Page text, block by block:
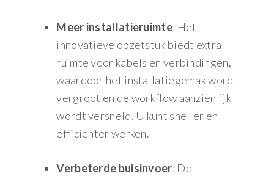
Meer installatieruimte: Het
innovatieve opzetstuk biedt extra
ruimte voor kabels en verbindingen,
waardoor het installatiegemak wordt
vergroot en de workflow aanzienlijk
wordt versneld. U kunt sneller en
efficiënter werken.
Verbeterde buisinvoer: De